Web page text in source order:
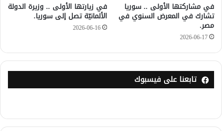
في مشاركتها الأولى .. سوريا
تشارك في المعرض السنوي في
مصر.
2026-06-17
في زيارتها الأولى .. وزيرة الدولة
الألمانيّة تصل إلى سوريا.
2026-06-16
تابعنا على فيسبوك